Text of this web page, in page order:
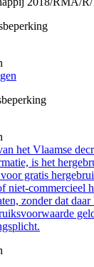
het Vlaamse
is het
gratis
niet-commercieel
zonder dat